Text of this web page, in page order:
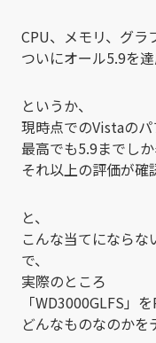
CPU、メモリ、グラ
ついにオール5.9を達
というか、
現時点でのVistaの
最高でも5.9までし
それ以上の評価が確
と、
こんな当てになら
で、
実際のところ
「WD3000GLFS」
どんなものなのかを